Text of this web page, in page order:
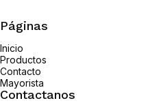
Páginas
Inicio
Productos
Contacto
Mayorista
Contactanos